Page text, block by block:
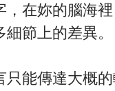
，在妳的腦海
節上的差異。
只能傳達大概